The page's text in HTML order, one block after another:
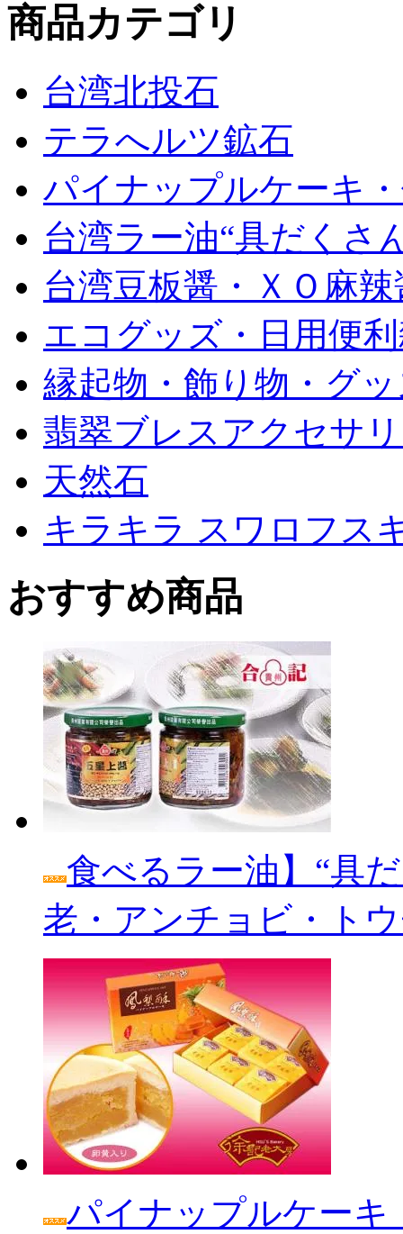
商品カテゴリ
台湾北投石
テラへルツ鉱石
パイナップルケーキ
台湾ラー油“具だくさ
台湾豆板醤・ＸＯ麻辣
エコグッズ・日用便
縁起物・飾り物・グ
翡翠ブレスアクセサ
天然石
キラキラ スワロフス
おすすめ商品
食べるラー油】“具
老・アンチョビ・ト
パイナップルケーキ